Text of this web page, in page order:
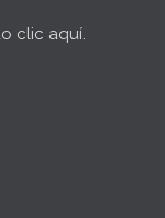
clic aquí.